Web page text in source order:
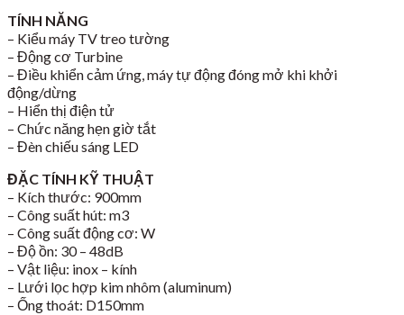
TÍNH NĂNG
– Kiểu máy TV treo tường
– Động cơ Turbine
– Điều khiển cảm ứng, máy tự động đóng mở khi khởi
động/dừng
– Hiển thị điện tử
– Chức năng hẹn giờ tắt
– Đèn chiếu sáng LED
ĐẶC TÍNH KỸ THUẬT
– Kích thước: 900mm
– Công suất hút: m3
– Công suất động cơ: W
– Độ ồn: 30 – 48dB
– Vật liệu: inox – kính
– Lưới lọc hợp kim nhôm (aluminum)
– Ống thoát: D150mm